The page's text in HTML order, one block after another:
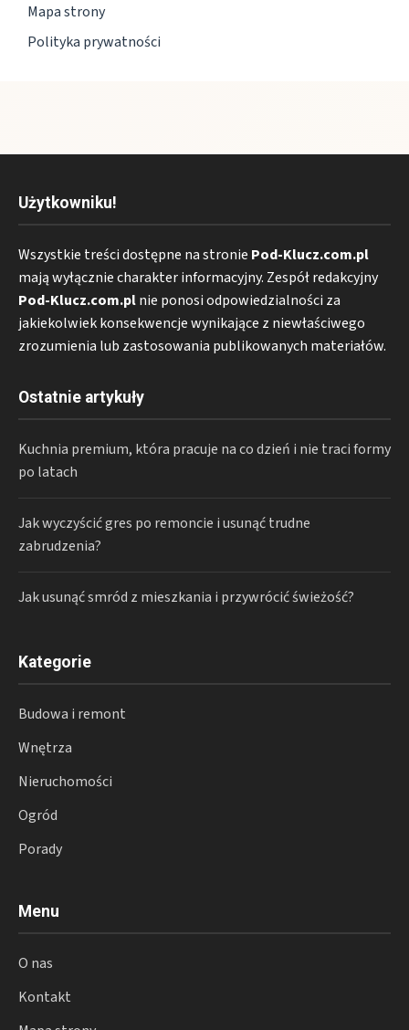
Mapa strony
Polityka prywatności
Użytkowniku!
Wszystkie treści dostępne na stronie Pod-Klucz.com.pl
mają wyłącznie charakter informacyjny. Zespół redakcyjny
Pod-Klucz.com.plnie ponosi odpowiedzialności za
jakiekolwiek konsekwencje wynikające z niewłaściwego
zrozumienia lub zastosowania publikowanych materiałów.
Ostatnie artykuły
Kuchnia premium, która pracuje na co dzień i nie traci formy
po latach
Jak wyczyścić gres po remoncie i usunąć trudne
zabrudzenia?
Jak usunąć smród z mieszkania i przywrócić świeżość?
Kategorie
Budowa i remont
Wnętrza
Nieruchomości
Ogród
Porady
Menu
O nas
Kontakt